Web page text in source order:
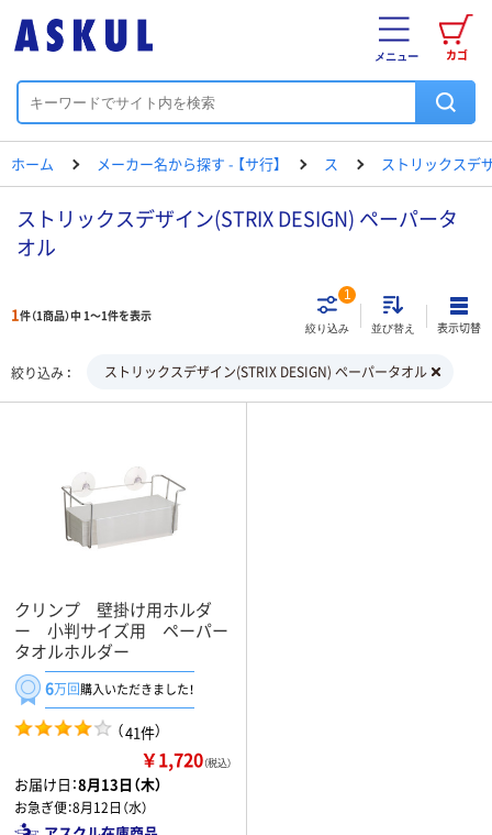
カゴ
メニュー
ホーム メーカー名から探す - 【サ行】 ス ストリックスデ
ストリックスデザイン(STRIX DESIGN) ペーパータ
オル
1件（1商品）中 1～1件を表示
絞り込み
1
並び替え 表示切替
絞り込み ストリックスデザイン(STRIX DESIGN) ペーパータオル
クリンプ 壁掛け用ホルダ
ー 小判サイズ用 ペーパー
タオルホルダー
6万回購入いただきました！
（41件）
￥1,720（税込）
お届け日：8月13日（木）
お急ぎ便：8月12日（水）